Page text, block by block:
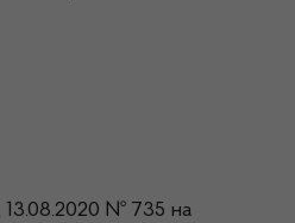
13.08.2020 № 735 на